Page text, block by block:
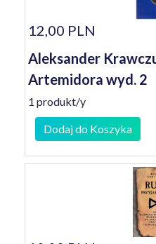
12,00 PLN
Aleksander
Artemidora wyd. 2
1 produkt/y
Dodaj do Koszyka